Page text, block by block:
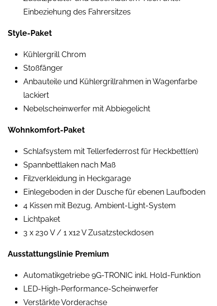
Einbeziehung des Fahrersitzes
Style-Paket
Kühlergrill Chrom
Stoßfänger
Anbauteile und Kühlergrillrahmen in Wagenfarbe
lackiert
Nebelscheinwerfer mit Abbiegelicht
Wohnkomfort-Paket
Schlafsystem mit Tellerfederrost für Heckbett(en)
Spannbettlaken nach Maß
Filzverkleidung in Heckgarage
Einlegeboden in der Dusche für ebenen Laufboden
4 Kissen mit Bezug, Ambient-Light-System
Lichtpaket
3 x 230 V / 1 x12 V Zusatzsteckdosen
Ausstattungslinie Premium
Automatikgetriebe 9G-TRONIC inkl. Hold-Funktion
LED-High-Performance-Scheinwerfer
Verstärkte Vorderachse